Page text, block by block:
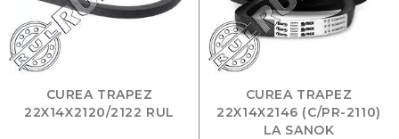
CUREA TRAPEZ
22X14X2120/2122 RUL
CUREA TRAPEZ
22X14X2146 (C/PR-2110)
LA SANOK